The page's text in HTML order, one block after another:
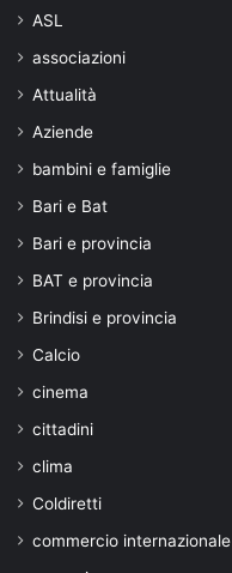
ASL
associazioni
Attualità
Aziende
bambini e famiglie
Bari e Bat
Bari e provincia
BAT e provincia
Brindisi e provincia
Calcio
cinema
cittadini
clima
Coldiretti
commercio internazionale